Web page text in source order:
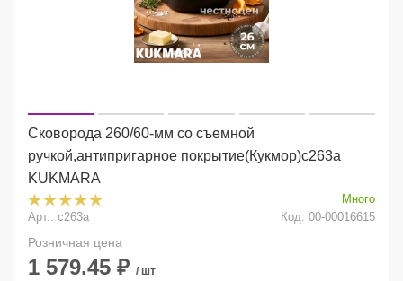
Сковорода 260/60-мм со съемной
ручкой,антипригарное покрытие(Кукмор)с263а
KUKMARA
Много
Арт.: с263а
Код: 00-00016615
Розничная цена
1 579.45 ₽ / шт